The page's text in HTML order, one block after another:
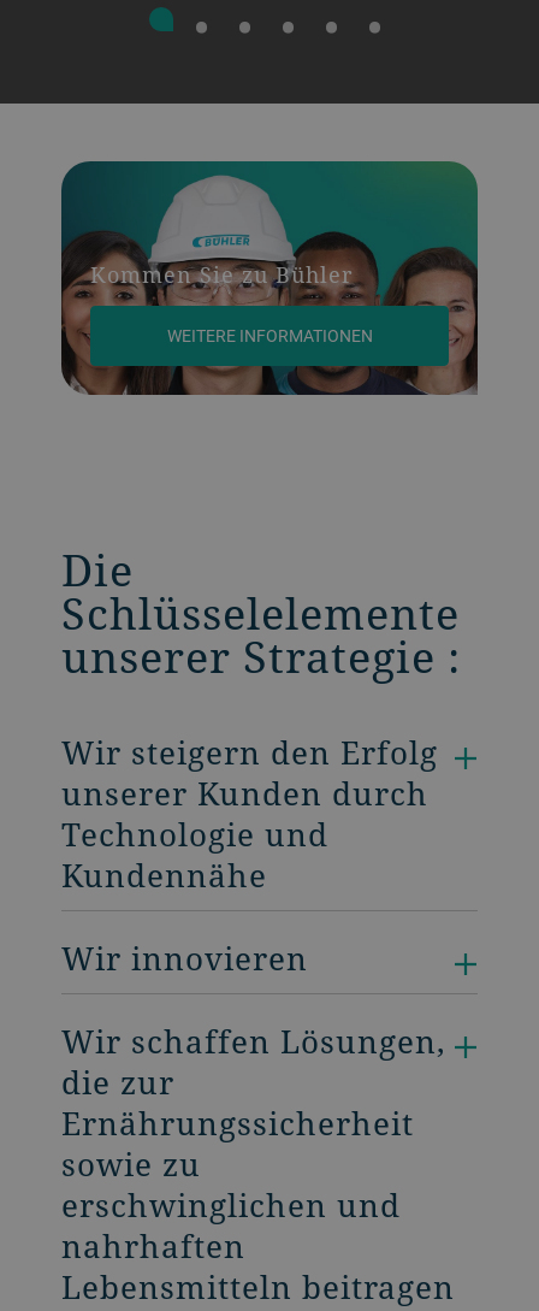
Kommen Sie zu Bühler
WEITERE INFORMATIONEN
Die
Schlüsselelemente
unserer Strategie :
Wir steigern den Erfolg
unserer Kunden durch
Technologie und
Kundennähe
Wir innovieren
Wir schaffen Lösungen,
die zur
Ernährungssicherheit
sowie zu
erschwinglichen und
nahrhaften
Lebensmitteln beitragen